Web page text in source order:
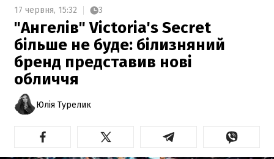
17 червня, 15:32 3
"Ангелів" Victoria's Secret
більше не буде: білизняний
бренд представив нові
обличчя
Юлія Турелик